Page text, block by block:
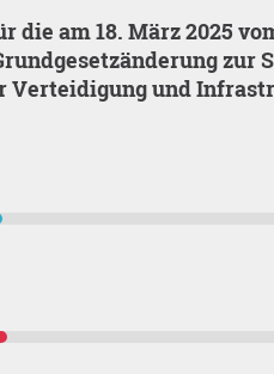
zur
Verteidigung und